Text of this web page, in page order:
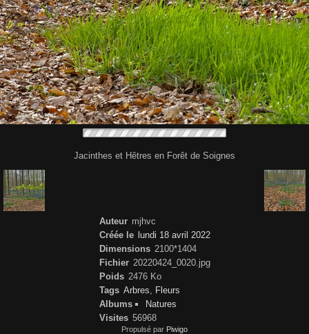
Jacinthes et Hêtres en Forêt de Soignes
Auteur mjhvc
Créée le
lundi 18 avril 2022
Dimensions 2100*1404
Fichier 20220424_0020.jpg
Poids 2476 Ko
Tags Arbres
Fleurs
Albums
Natures
Visites 56968
Propulsé par Piwigo